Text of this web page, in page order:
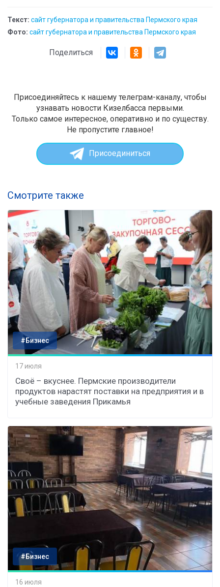
Текст: сайт губернатора и правительства Пермского края
Фото: сайт губернатора и правительства Пермского края
Поделиться
Присоединяйтесь к нашему телеграм-каналу, чтобы
узнавать новости Кизелбасса первыми.
Только самое интересное, оперативно и по существу.
Не пропустите главное!
Присоединиться
Смотрите также
#Бизнес
17 июля
Своё – вкуснее. Пермские производители
продуктов нарастят поставки на предприятия и в
учебные заведения Прикамья
#Бизнес
16 июля